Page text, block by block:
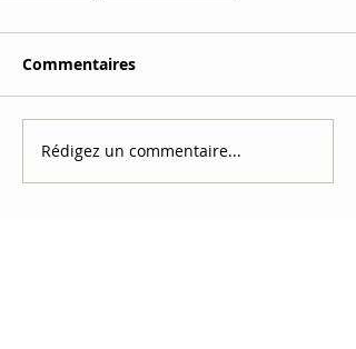
Commentaires
Rédigez un commentaire...